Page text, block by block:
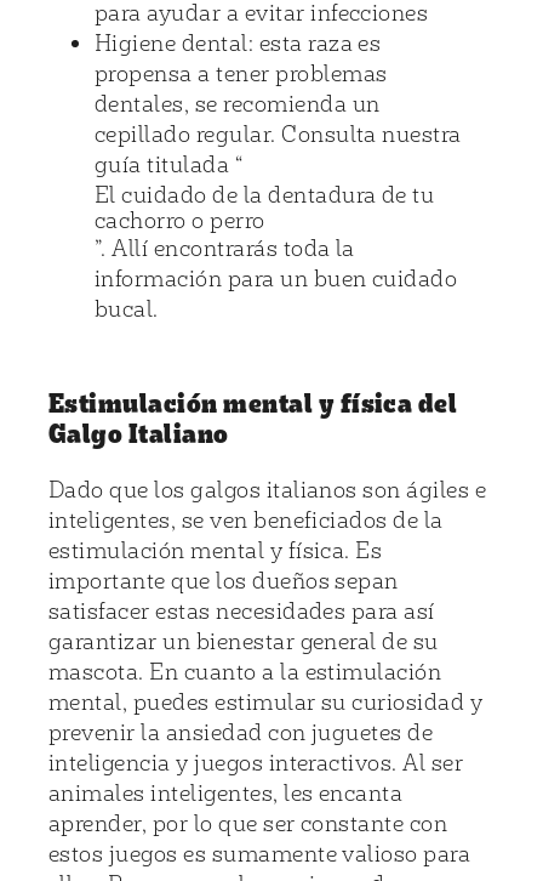
para ayudar a evitar infecciones
Higiene dental: esta raza es
propensa a tener problemas
dentales, se recomienda un
cepillado regular. Consulta nuestra
guía titulada “
El cuidado de la dentadura de tu
cachorro o perro
”. Allí encontrarás toda la
información para un buen cuidado
bucal.
Estimulación mental y física del
Galgo Italiano
Dado que los galgos italianos son ágiles e
inteligentes, se ven beneficiados de la
estimulación mental y física. Es
importante que los dueños sepan
satisfacer estas necesidades para así
garantizar un bienestar general de su
mascota. En cuanto a la estimulación
mental, puedes estimular su curiosidad y
prevenir la ansiedad con juguetes de
inteligencia y juegos interactivos. Al ser
animales inteligentes, les encanta
aprender, por lo que ser constante con
estos juegos es sumamente valioso para